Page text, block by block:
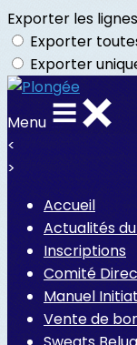
Exporter les
Exporter
Exporter
Menu
<
>
Accueil
Actualités
Inscriptions
Comité
Manuel
Vente de